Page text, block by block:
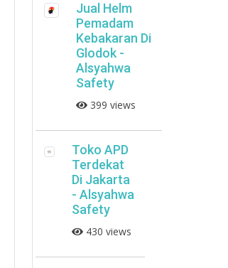
Jual Helm
Pemadam
Kebakaran Di
Glodok -
Alsyahwa
Safety
399 views
Toko APD
Terdekat
Di Jakarta
- Alsyahwa
Safety
430 views